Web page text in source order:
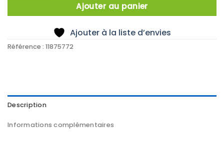
Ajouter au panier
Ajouter à la liste d’envies
Référence : 11875772
Description
Informations complémentaires